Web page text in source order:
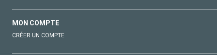
MON COMPTE
CRÉER UN COMPTE